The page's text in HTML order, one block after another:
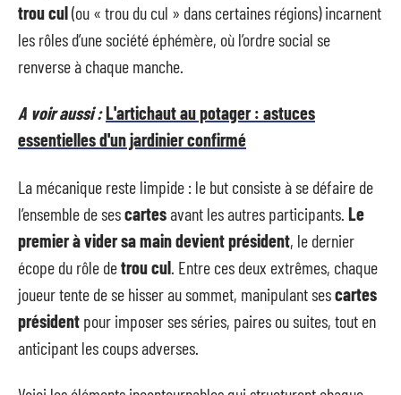
trou cul(ou « trou du cul » dans certaines régions) incarnent
les rôles d’une société éphémère, où l’ordre social se
renverse à chaque manche.
A voir aussi :L'artichaut au potager : astuces
essentielles d'un jardinier confirmé
La mécanique reste limpide : le but consiste à se défaire de
l’ensemble de sescartesavant les autres participants. Le
premier à vider sa main devient président, le dernier
écope du rôle detrou cul . Entre ces deux extrêmes, chaque
joueur tente de se hisser au sommet, manipulant sescartes
président pour imposer ses séries, paires ou suites, tout en
anticipant les coups adverses.